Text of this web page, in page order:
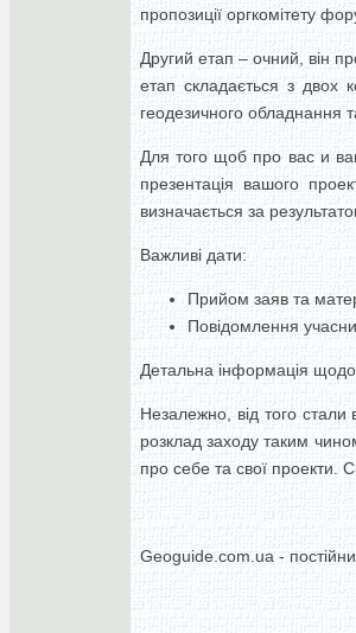
пропозиції оргкомітету
Другий етап – очний, він
етап складається з двох
геодезичного обладнання
Для того щоб про вас и
презентація вашого
визначається за
Важливі дати:
Прийом заяв та
Повідомлення
Детальна інформація щодо
Незалежно, від того
розклад заходу таким
про себе та свої проекти.
Geoguide.com.ua -